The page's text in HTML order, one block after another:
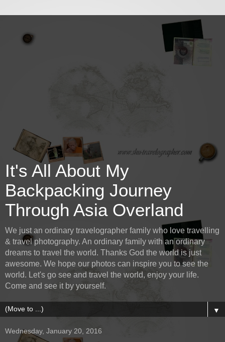
It's All About My
Backpacking Journey
Through Asia Overland
We just an ordinary travelographer family who love travelling
& travel photography. An ordinary family with an ordinary
dreams to travel the world. Thanks God the world is just
awesome. We hope our photos can inspire you to see the
world. Let's go see and travel the world, enjoy your life.
Come and see it by yourself.
▼
Wednesday, January 20, 2016